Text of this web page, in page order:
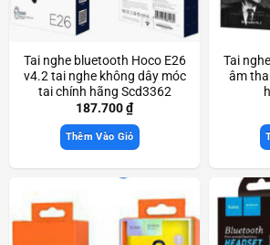
Tai nghe bluetooth Hoco E26
v4.2 tai nghe không dây móc
tai chính hãng Scd3362
187.700₫
Thêm Vào Giỏ
Tai
âm